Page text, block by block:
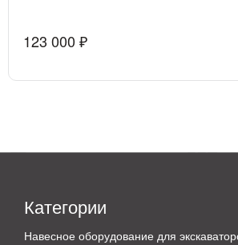
123 000 ₽
Категории
Навесное оборудование для